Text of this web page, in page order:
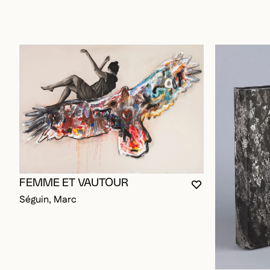
VOUS DEVEZ
FERMER LA
OUVRIR LA
FEMME ET VAUTOUR
Séguin, Marc